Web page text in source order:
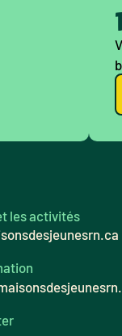
les activités